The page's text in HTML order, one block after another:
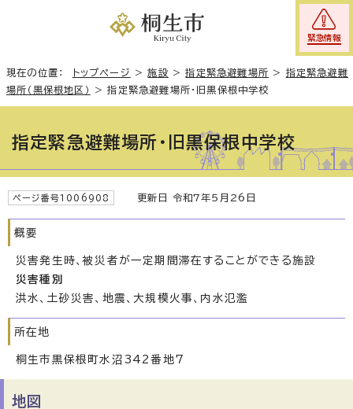
緊急情報
現在の位置： トップページ >施設 >指定緊急避難場所 > 指定緊急避難
場所（黒保根地区）
>指定緊急避難場所・旧黒保根中学校
指定緊急避難場所・旧黒保根中学校
ページ番号1006908 更新日 令和7年5月26日
概要
災害発生時、被災者が一定期間滞在することができる施設
災害種別
洪水、土砂災害、地震、大規模火事、内水氾濫
所在地
桐生市黒保根町水沼342番地7
地図